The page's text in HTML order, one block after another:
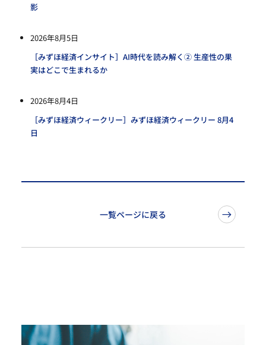
影
2026年8月5日
［みずほ経済インサイト］AI時代を読み解く② 生産性の果
実はどこで生まれるか
2026年8月4日
［みずほ経済ウィークリー］みずほ経済ウィークリー 8月4
日
一覧ページに戻る